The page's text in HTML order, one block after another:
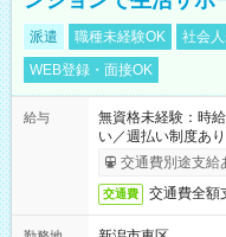
派遣 職種未経験OK 社会
WEB登録・面接OK
給与
無資格未経験：
い／週払い制度あ
完了次第のお支払
交通費別途支給
交通費 交通費全